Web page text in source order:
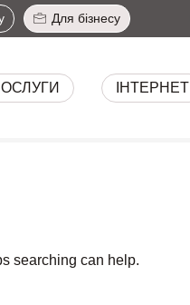
Для бізнесу
ІНТЕРНЕТ
searching can help.